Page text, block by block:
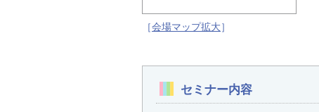
［会場マップ拡大］
セミナー内容